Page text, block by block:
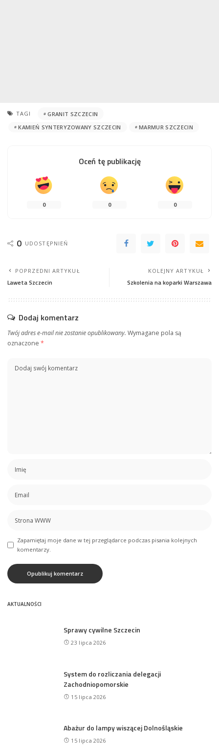
TAGI
GRANIT SZCZECIN
KAMIEŃ SYNTERYZOWANY SZCZECIN
MARMUR SZCZECIN
Oceń tę publikację
0 0 0
0 UDOSTĘPNIEŃ
POPRZEDNI ARTYKUŁ
Laweta Szczecin
KOLEJNY ARTYKUŁ
Szkolenia na koparki Warszawa
Dodaj komentarz
Twój adres e-mail nie zostanie opublikowany. Wymagane pola są
oznaczone *
Zapamiętaj moje dane w tej przeglądarce podczas pisania kolejnych
komentarzy.
AKTUALNOŚCI
Sprawy cywilne Szczecin
23 lipca 2026
System do rozliczania delegacji
Zachodniopomorskie
15 lipca 2026
Abażur do lampy wiszącej Dolnośląskie
15 lipca 2026